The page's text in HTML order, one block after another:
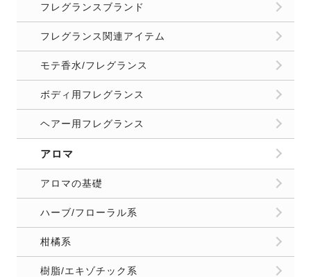
フレグランスブランド
フレグランス関連アイテム
モテ香水/フレグランス
ボディ用フレグランス
ヘアー用フレグランス
アロマ
アロマの基礎
ハーブ/フローラル系
柑橘系
樹脂/エキゾチック系